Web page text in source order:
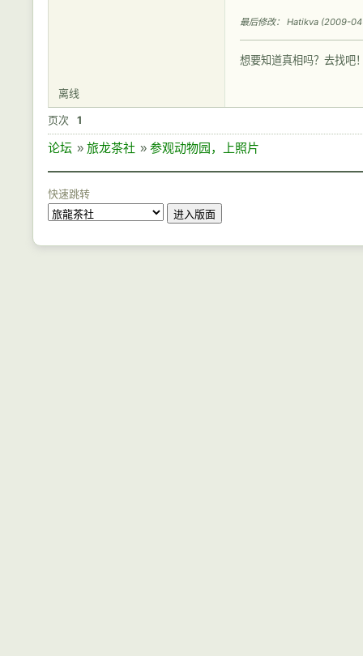
最后修改： Hatikva (2009-
想要知道真相吗？去找吧
离线
页次 1
论坛 » 旅龙茶社 » 参观动物园，上照片
快速跳转